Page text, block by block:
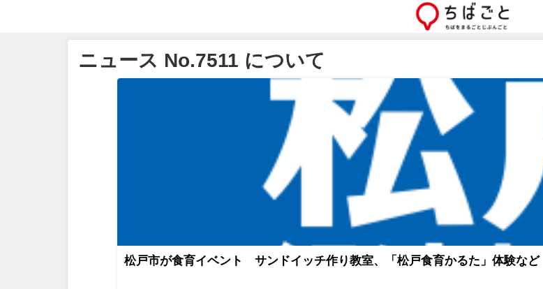
ニュース No.7511 について
松戸市が食育イベント サンドイッチ作り教室、「松戸食育かるた」体験など